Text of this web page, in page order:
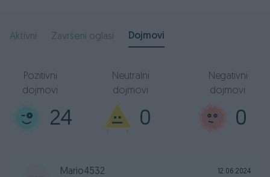
Aktivni Završeni oglasi Dojmovi
24
Pozitivni
dojmovi
0
Neutralni
dojmovi
0
Negativni
dojmovi
Mario4532 12.06.2024